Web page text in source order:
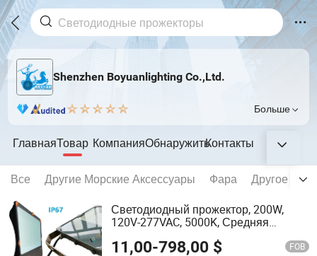
Shenzhen Boyuanlighting Co.,Ltd.
Больше
ГлавнаяТовар КомпанияОбнаружитьКонтакты
Все Другие Морские Аксессуары Фара
Другое
Светодиодный прожектор, 200W,
120V-277VAC, 5000K, Средняя
Коммерческое освещение для лодок
11,00-798,00 $ FOB